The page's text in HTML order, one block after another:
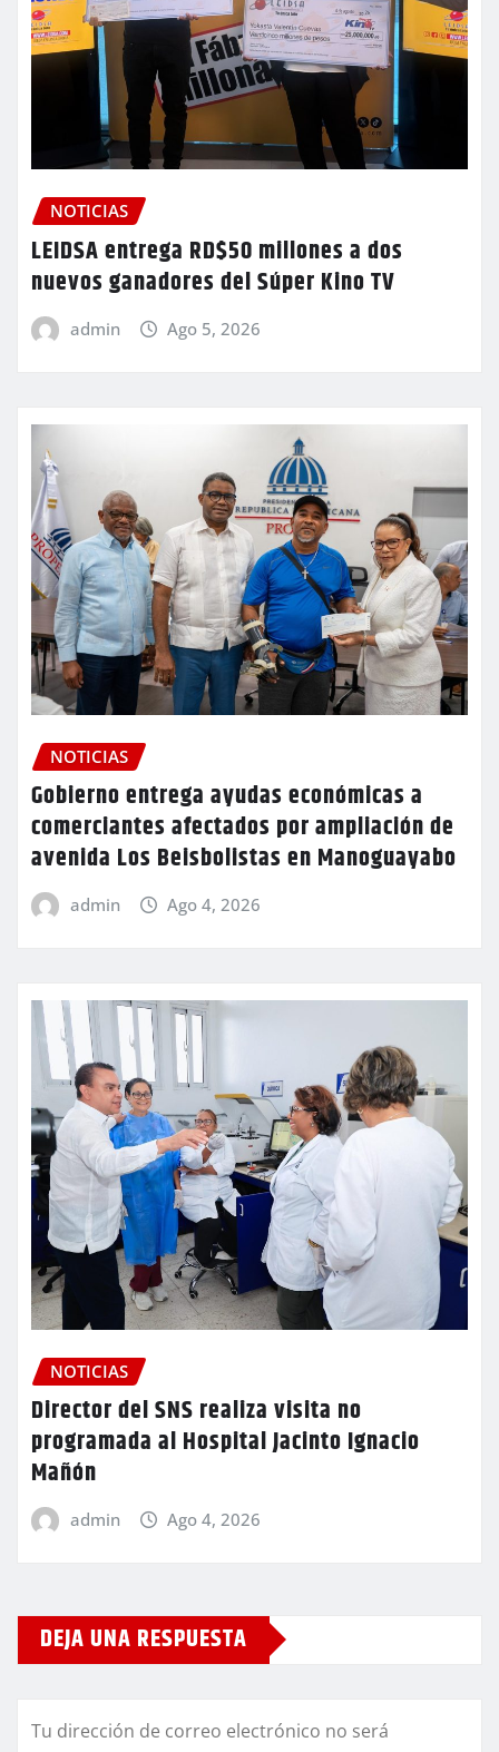
NOTICIAS
LEIDSA entrega RD$50 millones a dos
nuevos ganadores del Súper Kino TV
admin Ago 5, 2026
NOTICIAS
Gobierno entrega ayudas económicas a
comerciantes afectados por ampliación de
avenida Los Beisbolistas en Manoguayabo
admin Ago 4, 2026
NOTICIAS
Director del SNS realiza visita no
programada al Hospital Jacinto Ignacio
Mañón
admin Ago 4, 2026
DEJA UNA RESPUESTA
Tu dirección de correo electrónico no será